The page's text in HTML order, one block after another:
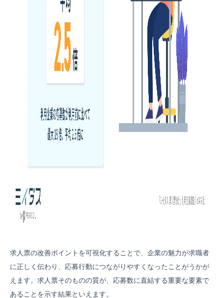
求人票の改善ポイントを可視化することで、企業の魅力が求職者
に正しく伝わり、応募行動につながりやすくなったことがうかが
えます。求人票そのものの質が、応募数に直結する重要な要素で
あることを示す結果といえます。